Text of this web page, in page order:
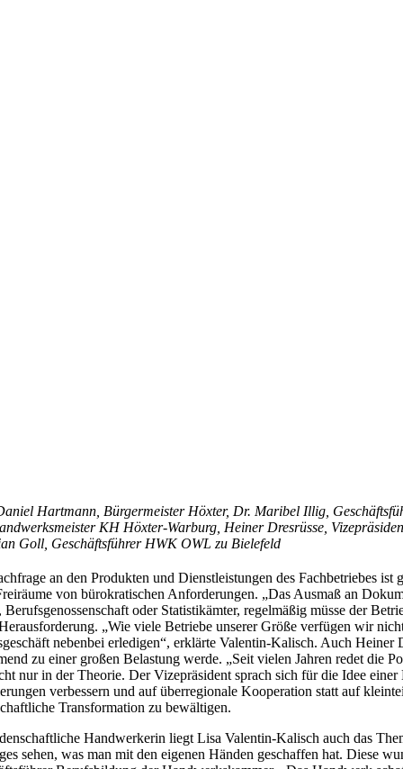
Hartmann, Bürgermeister Höxter, Dr. Maribel Illig,
KH Höxter-Warburg, Heiner Dresrüsse,
Goll, Geschäftsführer HWK OWL zu Bielefeld
an den Produkten und Dienstleistungen des Fachbetriebes
von bürokratischen Anforderungen. „Das Ausmaß an
oder Statistikämter, regelmäßig müsse der
„Wie viele Betriebe unserer Größe verfügen wir
nebenbei erledigen“, erklärte Valentin-Kalisch. Auch
zu einer großen Belastung werde. „Seit vielen Jahren redet die
nur in der Theorie. Der Vizepräsident sprach sich für die Idee
verbessern und auf überregionale Kooperation statt auf
Transformation zu bewältigen.
Handwerkerin liegt Lisa Valentin-Kalisch auch das
sehen, was man mit den eigenen Händen geschaffen hat. Diese